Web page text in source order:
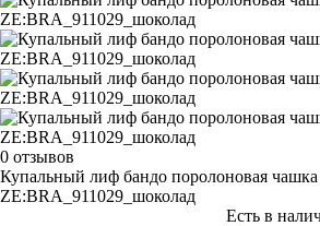
0 отзывов
Купальный лиф бандо поролоновая чашка
ZE:BRA_911029_шоколад
Есть в